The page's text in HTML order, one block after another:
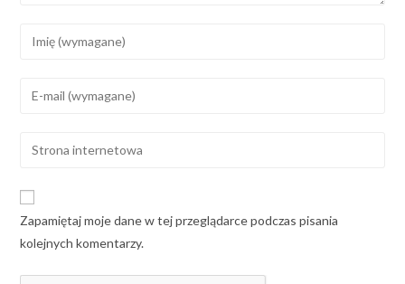
Zapamiętaj moje dane w tej przeglądarce podczas pisania
kolejnych komentarzy.